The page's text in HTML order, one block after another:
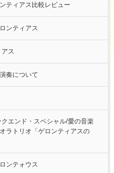
ティアス比較レビュー
ンティアス
ス
奏について
エンド・スペシャル/愛の音楽
ラトリオ「ゲロンティアスの
テォウス